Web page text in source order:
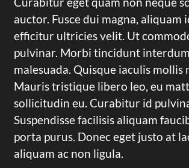
auctor. Fusce dui magna, aliquam
efficitur ultricies velit. Ut
pulvinar. Morbi tincidunt
malesuada. Quisque iaculis mollis
Mauris tristique libero leo, eu
sollicitudin eu. Curabitur id
Suspendisse facilisis aliquam
porta purus. Donec eget justo at
aliquam ac non ligula.